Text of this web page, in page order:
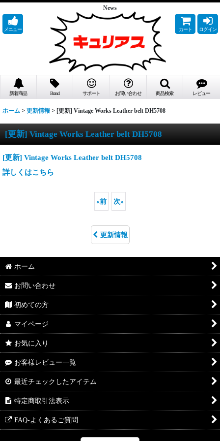
News
メニュー カート ログイン
新着商品 Brand サポート お問い合わせ 商品検索 レビュー
ホーム > 更新情報 > [更新] Vintage Works Leather belt DH5708
[更新] Vintage Works Leather belt DH5708
[更新] Vintage Works Leather belt DH5708
詳しくはこちら
«前 次»
更新情報
ホーム
お問い合わせ
初めての方
マイページ
お気に入り
お客様レビュー一覧
最近チェックしたアイテム
特定商取引法表示
FAQ-よくあるご質問